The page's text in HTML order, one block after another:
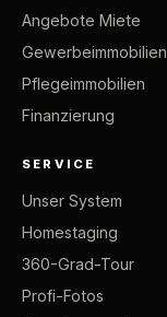
Angebote Miete
Gewerbeimmobilien
Pflegeimmobilien
Finanzierung
SERVICE
Unser System
Homestaging
360-Grad-Tour
Profi-Fotos